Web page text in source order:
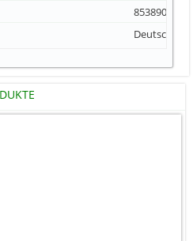
85389099
Deutschland